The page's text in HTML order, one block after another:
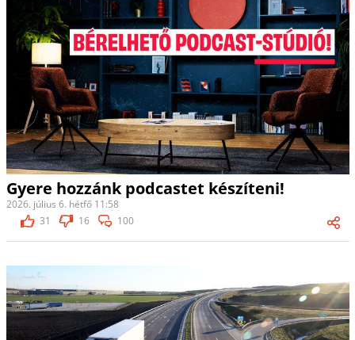
Gyere hozzánk podcastet készíteni!
2026. július 6. hétfő 11:58
31
16 100